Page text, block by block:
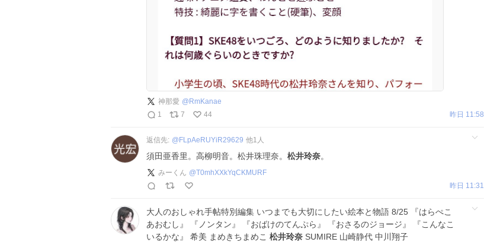
神那愛 @ RmKanae
1
7 44 昨日 11:58
返信先: @ FLpAeRUYiR29629 他1 人
須田亜香里。高柳明音。松井珠理奈。 松井玲奈。
みーくん @T0mhXXkYqCKMURF
昨日 11:31
大人のおしゃれ手帖特別編集 いつまでも大切にしたい絵本と物語 8/25 『はらぺこ
あおむし』 『ノンタン』 『おばけのてんぷら』 『おさるのジョージ』 『こんなこ
いるかな』 希美 まめきちまめこ 松井玲奈 SUMIRE 山崎静代 中川翔子